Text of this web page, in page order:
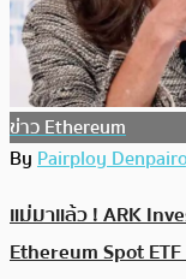
ข่าว Ethereum
ByPairploy
แม่มาแล้ว ! ARK
Ethereum Spot